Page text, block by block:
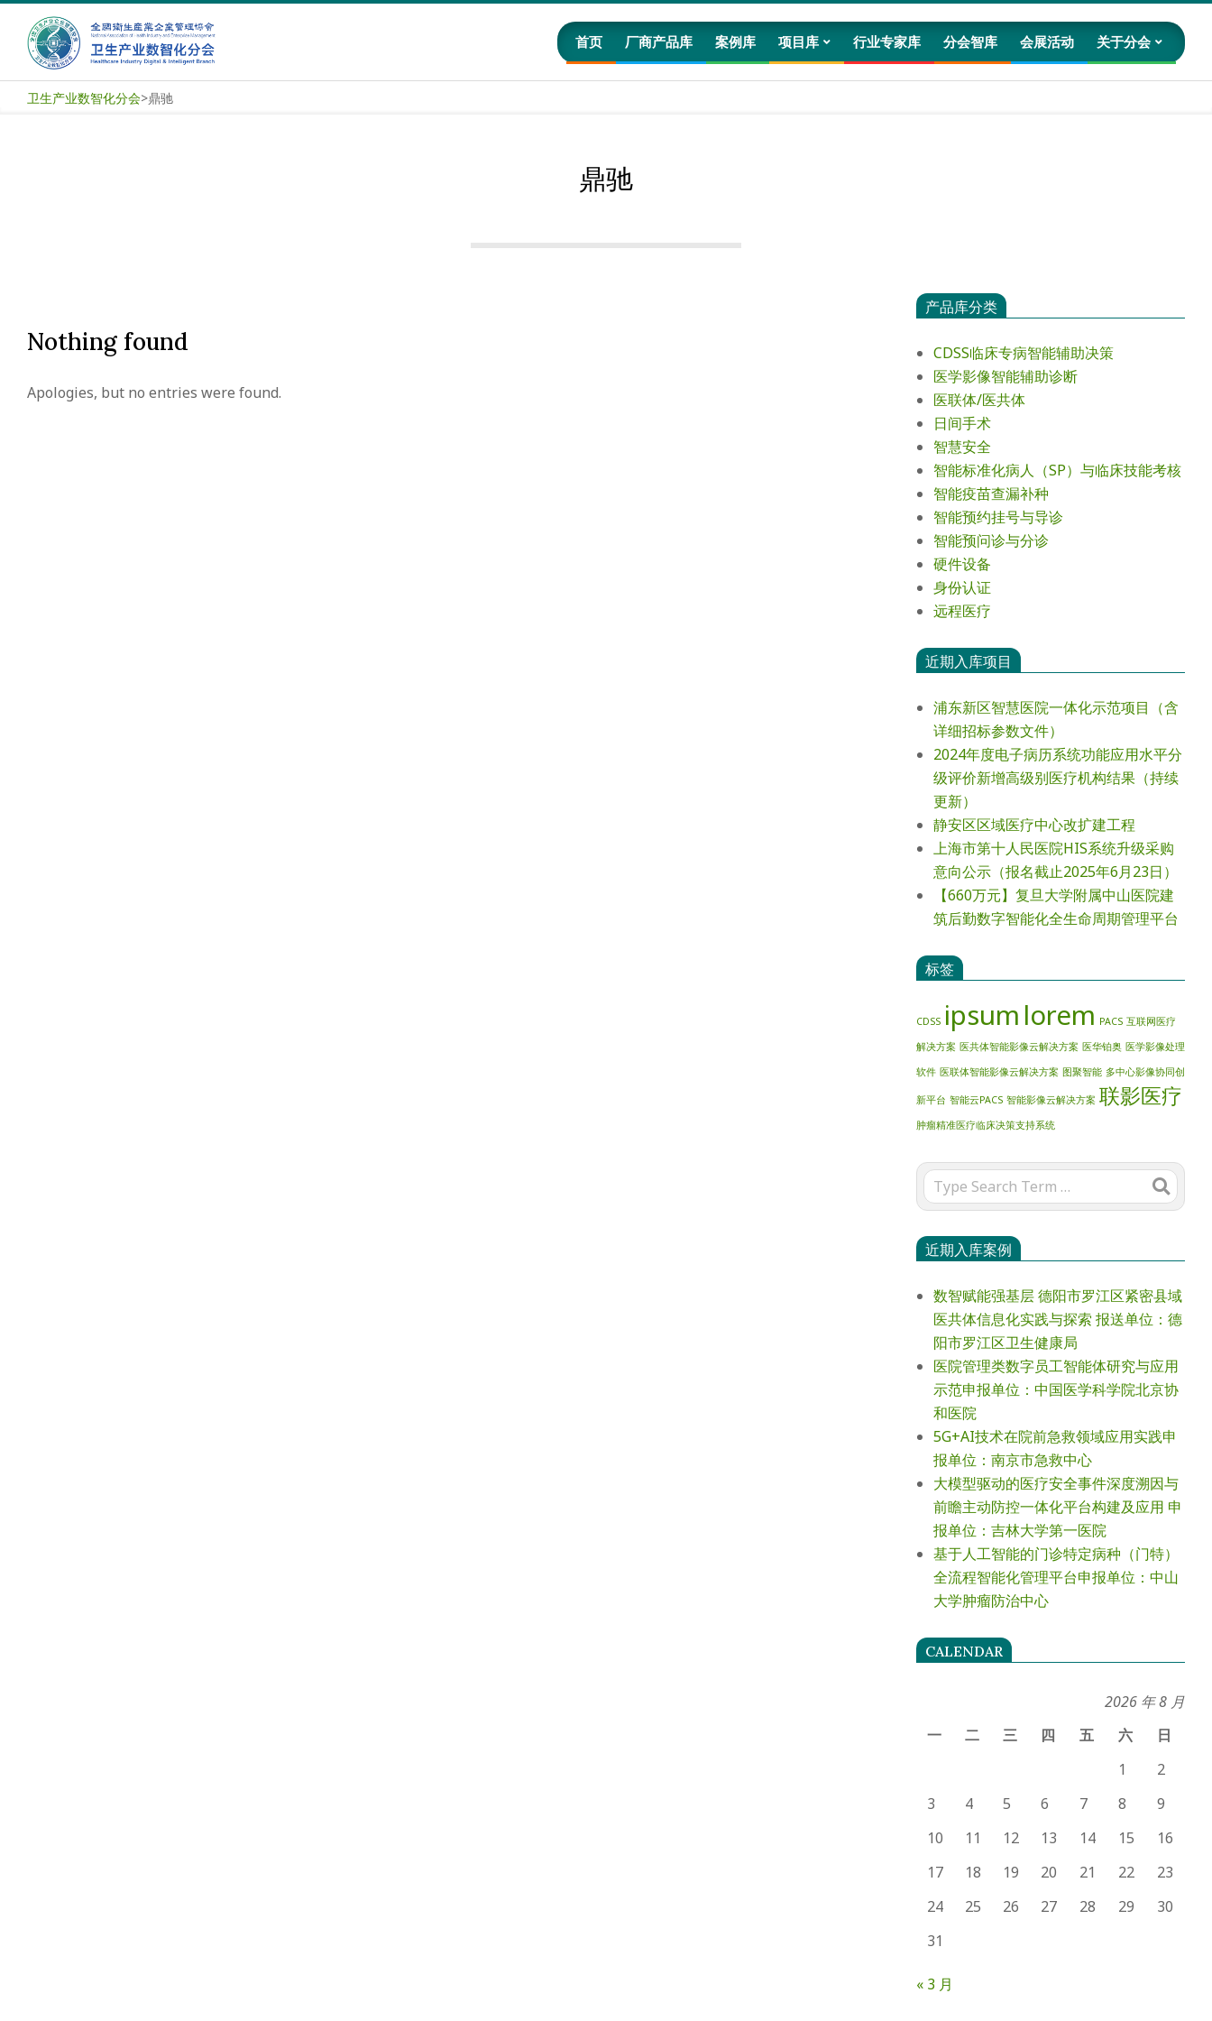
content卫
化
分
首页 厂商产品库 案例库 项目库 行业专家库 分会智库 会展活动 关于分会
卫生产业数智化分会>鼎驰
鼎驰
Nothing found
Apologies, but no entries were found.
产品库分类
CDSS临床专病智能辅助决策
医学影像智能辅助诊断
医联体/医共体
日间手术
智慧安全
智能标准化病人（SP）与临床技能考核
智能疫苗查漏补种
智能预约挂号与导诊
智能预问诊与分诊
硬件设备
身份认证
远程医疗
近期入库项目
浦东新区智慧医院一体化示范项目（含
详细招标参数文件）
2024年度电⼦病历系统功能应⽤⽔平分
级评价新增⾼级别医疗机构结果（持续
更新）
静安区区域医疗中心改扩建工程
上海市第十人民医院HIS系统升级采购
意向公示（报名截止2025年6月23日）
【660万元】复旦大学附属中山医院建
筑后勤数字智能化全生命周期管理平台
标签
CDSS ipsum lorem PACS 互联网医疗
解决方案 医共体智能影像云解决方案 医华铂奥 医学影像处理
软件 医联体智能影像云解决方案 图聚智能 多中心影像协同创
新平台 智能云PACS 智能影像云解决方案 联影医疗
肿瘤精准医疗临床决策支持系统
Search
近期入库案例
数智赋能强基层 德阳市罗江区紧密县域
医共体信息化实践与探索 报送单位：德
阳市罗江区卫生健康局
医院管理类数字员工智能体研究与应用
示范申报单位：中国医学科学院北京协
和医院
5G+AI技术在院前急救领域应用实践申
报单位：南京市急救中心
大模型驱动的医疗安全事件深度溯因与
前瞻主动防控一体化平台构建及应用 申
报单位：吉林大学第一医院
基于人工智能的门诊特定病种（门特）
全流程智能化管理平台申报单位：中山
大学肿瘤防治中心
CALENDAR
2026 年 8 月
一
二 三 四 五 六
日
1
2
3
4 5 6 7 8
9
10
11 12 13 14 15
16
17
18 19 20 21 22
23
24
25 26 27 28 29
30
31
« 3 月